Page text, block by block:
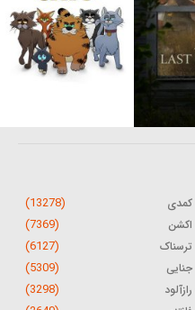
کمدی (13278)
اکشن (7369)
ترسناک (6127)
جنایی (5309)
رازآلود (3298)